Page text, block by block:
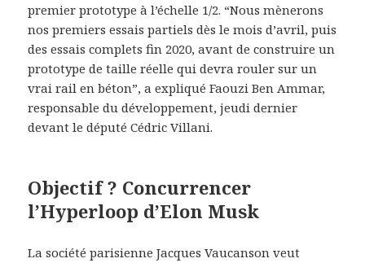
premier prototype à l’échelle 1/2. “Nous mènerons
nos premiers essais partiels dès le mois d’avril, puis
des essais complets fin 2020, avant de construire un
prototype de taille réelle qui devra rouler sur un
vrai rail en béton”, a expliqué Faouzi Ben Ammar,
responsable du développement, jeudi dernier
devant le député Cédric Villani.
Objectif ? Concurrencer
l’Hyperloop d’Elon Musk
La société parisienne Jacques Vaucanson veut